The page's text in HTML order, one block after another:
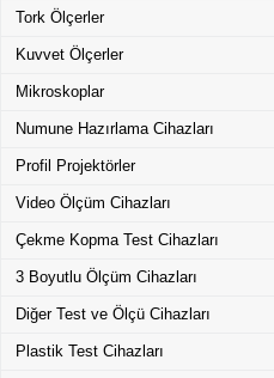
Tork Ölçerler
Kuvvet Ölçerler
Mikroskoplar
Numune Hazırlama Cihazları
Profil Projektörler
Video Ölçüm Cihazları
Çekme Kopma Test Cihazları
3 Boyutlu Ölçüm Cihazları
Diğer Test ve Ölçü Cihazları
Plastik Test Cihazları